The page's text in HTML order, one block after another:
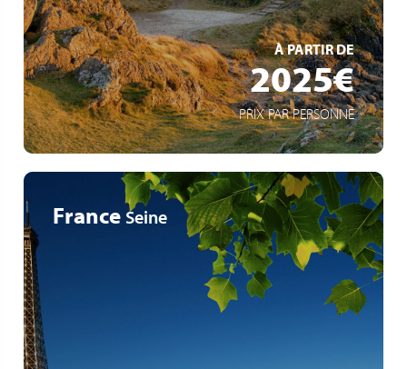
À PARTIR DE
2025€
PRIX PAR PERSONNE
EN SAVOIR +
France Seine